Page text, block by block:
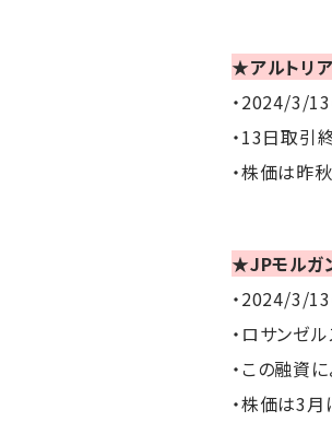
★アルトリ
・2024/3/
・13日取引
・株価は昨
★JPモルガ
・2024/3/
・ロサンゼ
・この融資に
・株価は3